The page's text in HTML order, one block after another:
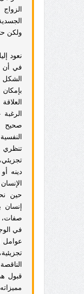
ولكن
نعود
في أن
الشكل
صحيح
تنظري
دينه
حين
صفات،
في
عوامل
قبول